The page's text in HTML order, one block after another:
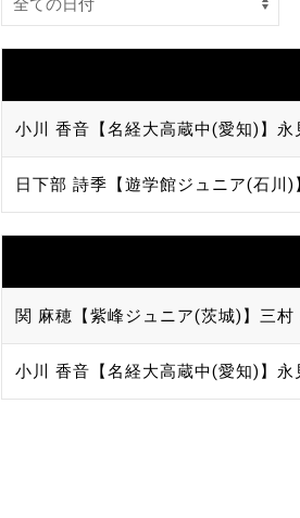
指導者養成委員会
スポーツ医・科学委員会
アンチ・ドーピング委員
会
加盟団体登録人数
関連組織一覧
小川 香音【名経大高蔵中(愛知)】 永
日下部 詩季【遊学館ジュニア(石川)
関 麻穂【紫峰ジュニア(茨城)】 三村
小川 香音【名経大高蔵中(愛知)】 永